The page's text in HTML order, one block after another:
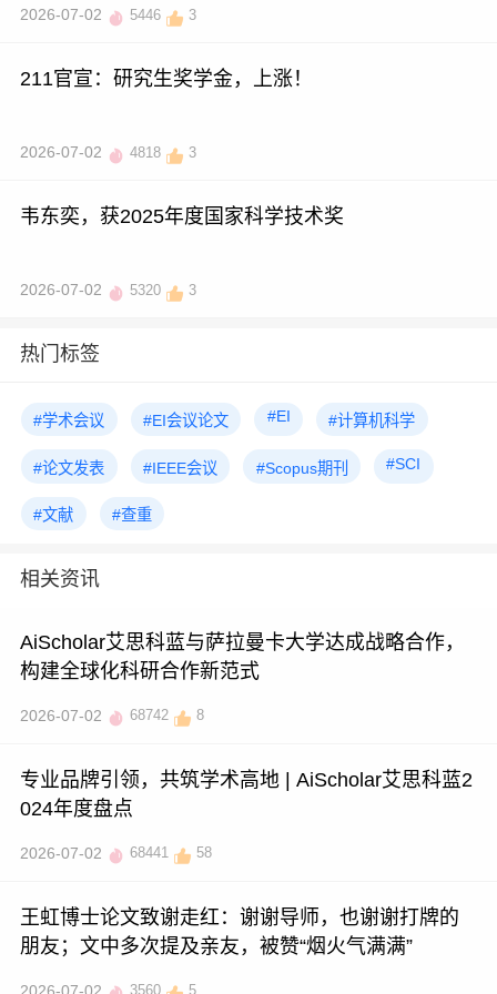
2026-07-02 5446 3
211官宣：研究生奖学金，上涨！
2026-07-02 4818 3
韦东奕，获2025年度国家科学技术奖
2026-07-02 5320 3
热门标签
#学术会议 #EI会议论文 #EI #计算机科学
#论文发表 #IEEE会议 #Scopus期刊 #SCI
#文献 #查重
相关资讯
AiScholar艾思科蓝与萨拉曼卡大学达成战略合作，
构建全球化科研合作新范式
2026-07-02 68742 8
专业品牌引领，共筑学术高地 | AiScholar艾思科蓝2
024年度盘点
2026-07-02 68441 58
王虹博士论文致谢走红：谢谢导师，也谢谢打牌的
朋友；文中多次提及亲友，被赞“烟火气满满”
3560 5